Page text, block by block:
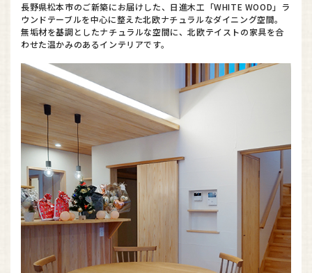
長野県松本市のご新築にお届けした、日進木工「WHITE WOOD」ラ
ウンドテーブルを中心に整えた北欧ナチュラルなダイニング空間。
無垢材を基調としたナチュラルな空間に、北欧テイストの家具を合
わせた温かみのあるインテリアです。